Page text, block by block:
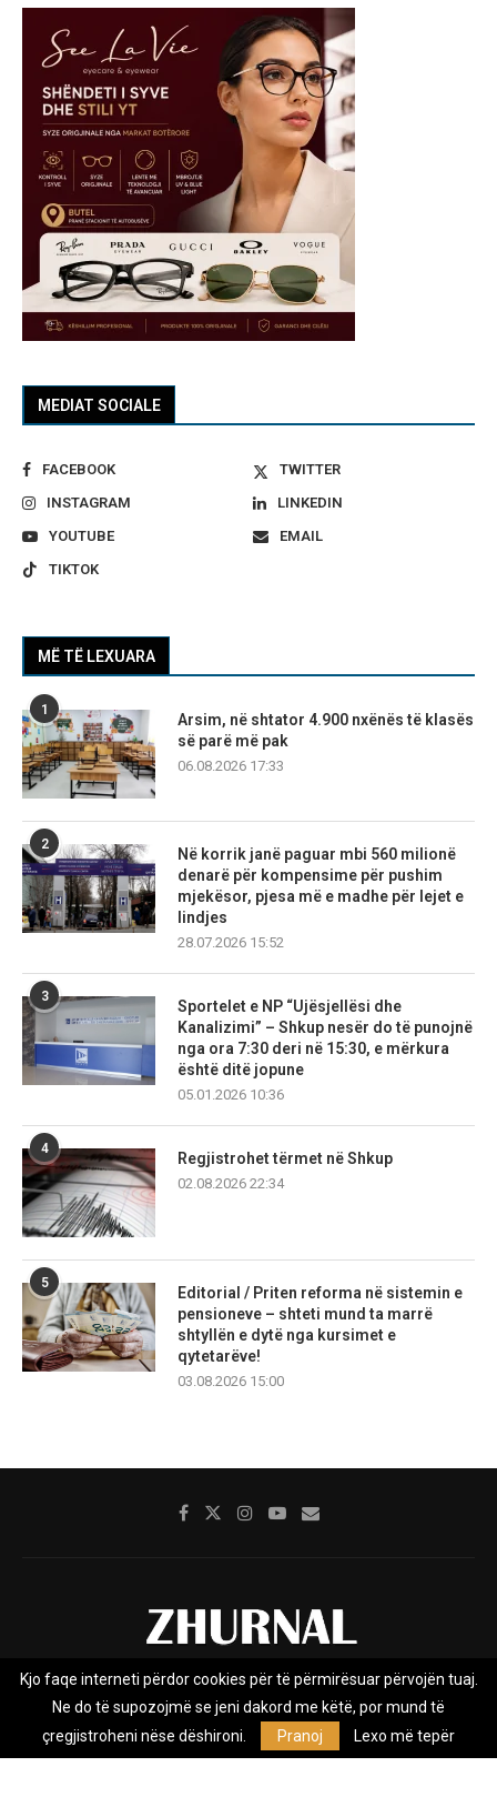
MEDIAT SOCIALE
FACEBOOK
TWITTER
INSTAGRAM
LINKEDIN
YOUTUBE
EMAIL
TIKTOK
MË TË LEXUARA
1
Arsim, në shtator 4.900 nxënës të klasës
së parë më pak
06.08.2026 17:33
2
Në korrik janë paguar mbi 560 milionë
denarë për kompensime për pushim
mjekësor, pjesa më e madhe për lejet e
lindjes
28.07.2026 15:52
3
Sportelet e NP “Ujësjellësi dhe
Kanalizimi” – Shkup nesër do të punojnë
nga ora 7:30 deri në 15:30, e mërkura
është ditë jopune
05.01.2026 10:36
4
Regjistrohet tërmet në Shkup
02.08.2026 22:34
5
Editorial / Priten reforma në sistemin e
pensioneve – shteti mund ta marrë
shtyllën e dytë nga kursimet e
qytetarëve!
03.08.2026 15:00
Rreth nesh Impresumi Marketing
Kontakt
Privacy Policy
Zhurnal.mk është Agjenci e Lajmeve e pavarur, e themeluar në vitin
Kjo faqe interneti përdor cookies për të përmirësuar përvojën tuaj.
Ne do të supozojmë se jeni dakord me këtë, por mund të
çregjistroheni nëse dëshironi.
Pranoj Lexo më tepër